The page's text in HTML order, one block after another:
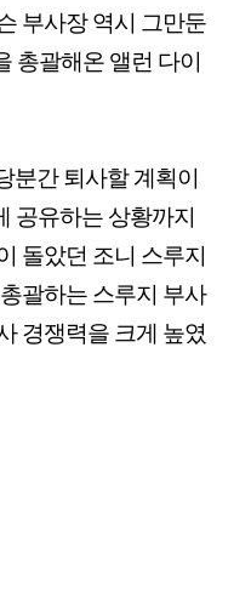
부사장 역시 그만둔
총괄해온 앨런 다이
분간 퇴사할 계획이
공유하는 상황까지
돌았던 조니 스루지
괄하는 스루지 부사
경쟁력을 크게 높였